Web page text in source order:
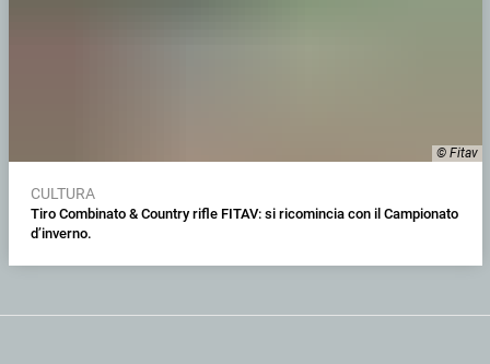
© Fitav
CULTURA
Tiro Combinato & Country rifle FITAV: si ricomincia con il Campionato
d’inverno.